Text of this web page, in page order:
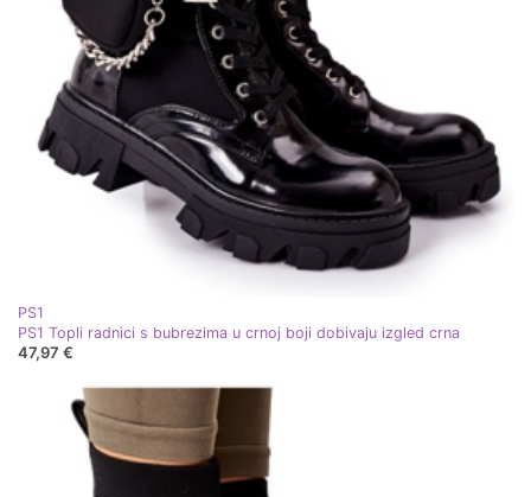
PS1
PS1 Topli radnici s bubrezima u crnoj boji dobivaju izgled crna
47,97 €